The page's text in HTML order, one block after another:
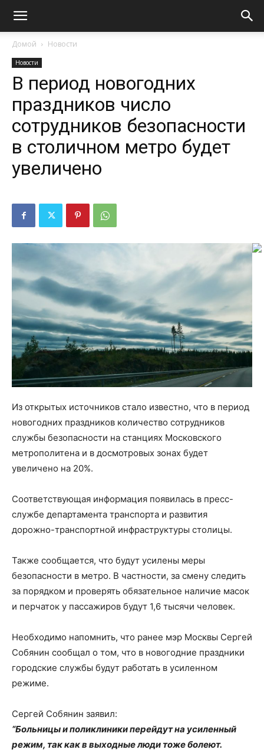
Домой Новости
Новости
В период новогодних
праздников число
сотрудников безопасности
в столичном метро будет
увеличено
Из открытых источников стало известно, что в период
новогодних праздников количество сотрудников
службы безопасности на станциях Московского
метрополитена и в досмотровых зонах будет
увеличено на 20%.
Соответствующая информация появилась в пресс-
службе департамента транспорта и развития
дорожно-транспортной инфраструктуры столицы.
Также сообщается, что будут усилены меры
безопасности в метро. В частности, за смену следить
за порядком и проверять обязательное наличие масок
и перчаток у пассажиров будут 1,6 тысячи человек.
Необходимо напомнить, что ранее мэр Москвы Сергей
Собянин сообщал о том, что в новогодние праздники
городские службы будут работать в усиленном
режиме.
Сергей Собянин заявил:
“Больницы и поликлиники перейдут на усиленный
режим, так как в выходные люди тоже болеют.